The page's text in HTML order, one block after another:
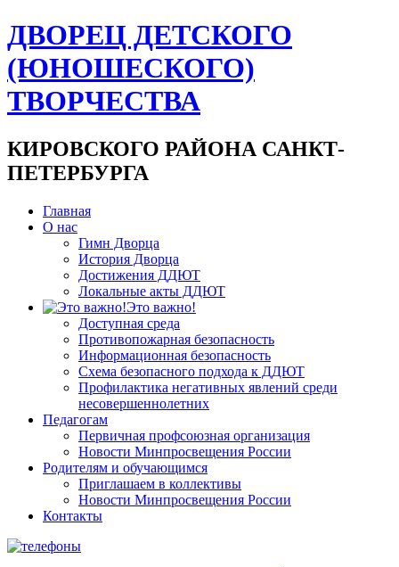
ДВОРЕЦ ДЕТСКОГО
(ЮНОШЕСКОГО)
ТВОРЧЕСТВА
КИРОВСКОГО РАЙОНА САНКТ-
ПЕТЕРБУРГА
Главная
О нас
Гимн Дворца
История Дворца
Достижения ДДЮТ
Локальные акты ДДЮТ
Это важно!
Доступная среда
Противопожарная безопасность
Информационная безопасность
Схема безопасного подхода к ДДЮТ
Профилактика негативных явлений среди
несовершеннолетних
Педагогам
Первичная профсоюзная организация
Новости Минпросвещения России
Родителям и обучающимся
Приглашаем в коллективы
Новости Минпросвещения России
Контакты